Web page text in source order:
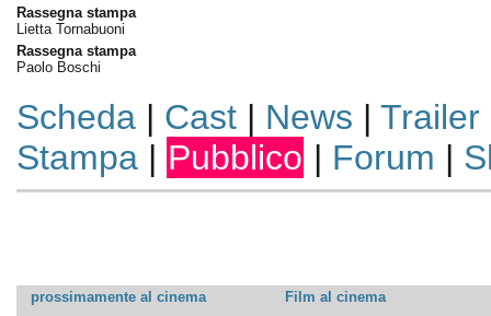
Rassegna stampa
Lietta Tornabuoni
Rassegna stampa
Paolo Boschi
Scheda| Cast| News | Trailer
Stampa| Pubblico | Forum |
prossimamente al cinema
Film al cinema